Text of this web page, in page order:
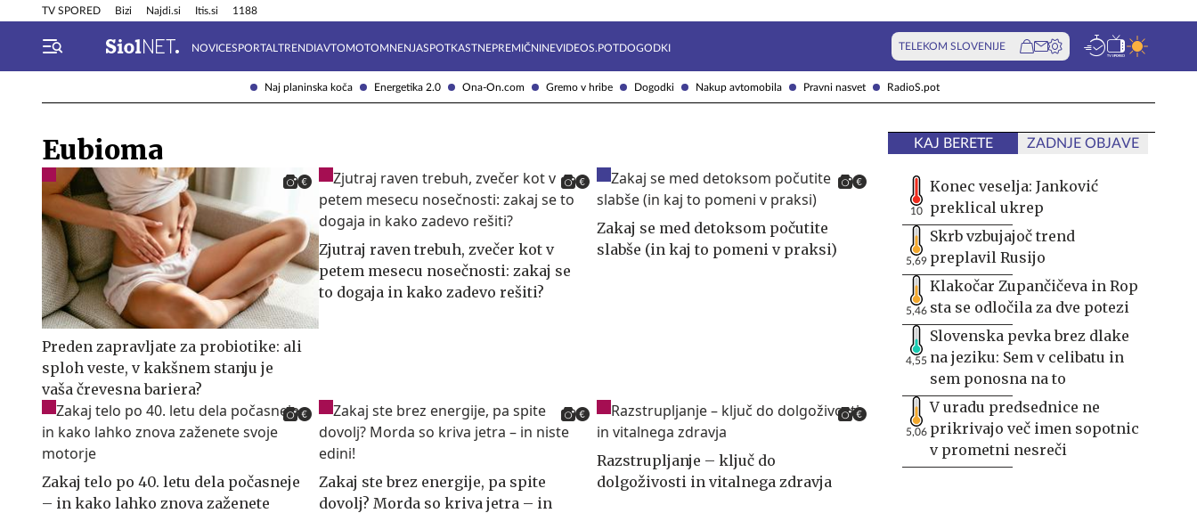
Naj planinska koča Energetika 2.0 Ona-On.com Gremo v hribe Dogodki Nakup avtomobila Pravni nasvet RadioS.pot
TV SPORED Bizi Najdi.si Itis.si 1188
NOVICESPORTAL TRENDIAVTOMOTOMNENJASPOTKASTNEPREMIČNINEVIDEOS.POTDOGODKI TELEKOM SLOVENIJE
Info in obvestila Tehnik
Eubioma
Preden zapravljate za probiotike: ali
sploh veste, v kakšnem stanju je
vaša črevesna bariera?
Zjutraj raven trebuh, zvečer kot v
petem mesecu nosečnosti: zakaj se
to dogaja in kako zadevo rešiti?
Zakaj se med detoksom počutite
slabše (in kaj to pomeni v praksi)
Zakaj telo po 40. letu dela počasneje
– in kako lahko znova zaženete
Zakaj ste brez energije, pa spite
dovolj? Morda so kriva jetra – in
Razstrupljanje – ključ do
dolgoživosti in vitalnega zdravja
KAJ BERETE ZADNJE OBJAVE
10
Konec veselja: Janković
preklical ukrep
5,69
Skrb vzbujajoč trend
preplavil Rusijo
5,46
Klakočar Zupančičeva in Rop
sta se odločila za dve potezi
4,55
Slovenska pevka brez dlake
na jeziku: Sem v celibatu in
sem ponosna na to
5,06
V uradu predsednice ne
prikrivajo več imen sopotnic
v prometni nesreči